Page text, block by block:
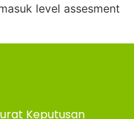
level assesment
Keputusan